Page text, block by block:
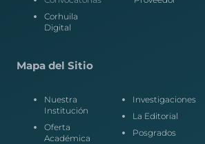
Corhuila
Digital
Mapa del Sitio
Nuestra
Institución
Oferta
Académica
Investigaciones
La Editorial
Posgrados